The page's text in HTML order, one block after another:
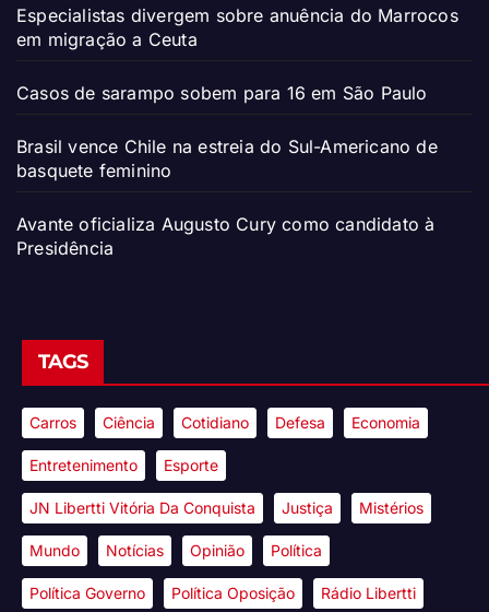
Especialistas divergem sobre anuência do Marrocos
em migração a Ceuta
Casos de sarampo sobem para 16 em São Paulo
Brasil vence Chile na estreia do Sul-Americano de
basquete feminino
Avante oficializa Augusto Cury como candidato à
Presidência
TAGS
Carros Ciência Cotidiano Defesa Economia
Entretenimento Esporte
JN Libertti Vitória Da Conquista Justiça Mistérios
Mundo Notícias Opinião Política
Política Governo Política Oposição Rádio Libertti